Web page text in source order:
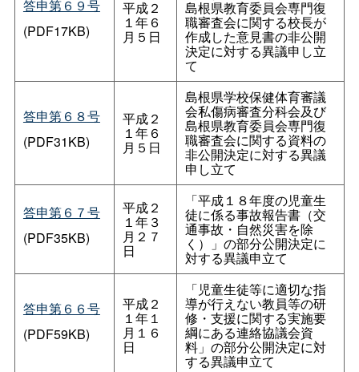
答申第６９号
(PDF17KB)
平成２
１年６
月５日
島根県教育委員会専門復
職審査会に関する校長が
作成した意見書の非公開
決定に対する異議申し立
て
答申第６８号
(PDF31KB)
平成２
１年６
月５日
島根県学校保健体育審議
会私傷病審査分科会及び
島根県教育委員会専門復
職審査会に関する資料の
非公開決定に対する異議
申し立て
答申第６７号
(PDF35KB)
平成２
１年３
月２７
日
「平成１８年度の児童生
徒に係る事故報告書（交
通事故・自然災害を除
く）」の部分公開決定に
対する異議申立て
答申第６６号
(PDF59KB)
平成２
１年１
月１６
日
「児童生徒等に適切な指
導が行えない教員等の研
修・支援に関する実施要
綱にある連絡協議会資
料」の部分公開決定に対
する異議申立て